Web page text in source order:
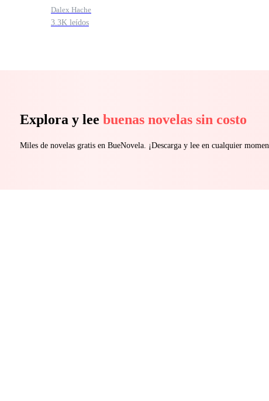
Dalex Hache
3.3K leídos
Explora y lee buenas novelas sin costo
Miles de novelas gratis en BueNovela. ¡Descarga y lee en cualquier